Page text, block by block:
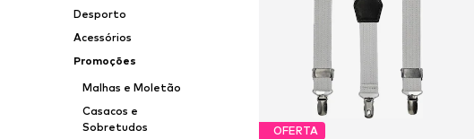
Desporto
Acessórios
Promoções
Malhas e Moletão
Casacos e
Sobretudos
OFERTA